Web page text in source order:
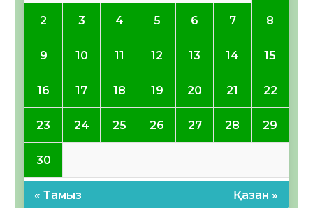
2 3 4 5 6 7 8
9 10 11 12 13 14 15
16 17 18 19 20 21 22
23 24 25 26 27 28 29
30
« Тамыз Қазан »